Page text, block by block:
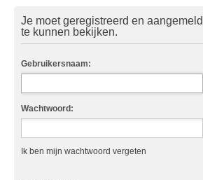
Je moet geregistreerd en
te kunnen bekijken.
Gebruikersnaam:
Wachtwoord:
Ik ben mijn wachtwoord vergeten